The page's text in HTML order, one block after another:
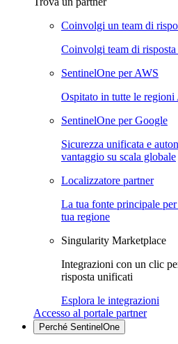
Coinvolgi un team di
Coinvolgi team di risposta
SentinelOne per AWS
Ospitato in tutte le
SentinelOne per Google
Sicurezza unificata e
vantaggio su scala globale
Localizzatore partner
La tua fonte principale
tua regione
Singularity Marketplace
Integrazioni con un clic
risposta unificati
Esplora le integrazioni
Accesso al portale partner
Perché SentinelOne